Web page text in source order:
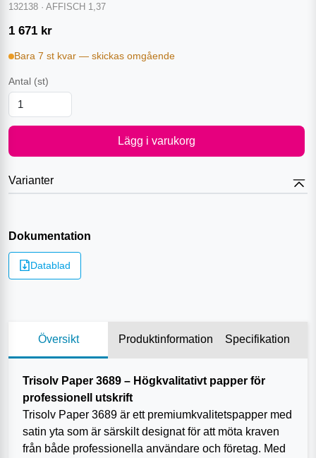
132138 · AFFISCH 1,37
1 671 kr
Bara 7 st kvar — skickas omgående
Antal (st)
Lägg i varukorg
Varianter
Dokumentation
Datablad
Översikt Produktinformation Specifikation
Trisolv Paper 3689 – Högkvalitativt papper för
professionell utskrift
Trisolv Paper 3689 är ett premiumkvalitetspapper med
satin yta som är särskilt designat för att möta kraven
från både professionella användare och företag. Med